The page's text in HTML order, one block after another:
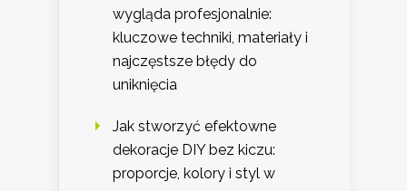
wygląda profesjonalnie:
kluczowe techniki, materiały i
najczęstsze błędy do
uniknięcia
Jak stworzyć efektowne
dekoracje DIY bez kiczu:
proporcje, kolory i styl w